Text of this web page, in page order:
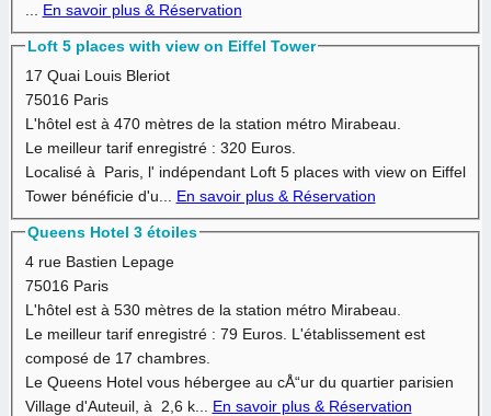
... En savoir plus & Réservation
Loft 5 places with view on Eiffel Tower
17 Quai Louis Bleriot
75016 Paris
L'hôtel est à 470 mètresde la station métro Mirabeau.
Le meilleur tarif enregistré : 320 Euros.
Localisé à Paris, l' indépendant Loft 5 places with view on Eiffel
Tower bénéficie d'u... En savoir plus & Réservation
Queens Hotel 3 étoiles
4 rue Bastien Lepage
75016 Paris
L'hôtel est à 530 mètresde la station métro Mirabeau.
Le meilleur tarif enregistré : 79 Euros. L'établissement est
composé de 17 chambres.
Le Queens Hotel vous hébergee au cÅ“ur du quartier parisien
Village d'Auteuil, à 2,6 k... En savoir plus & Réservation